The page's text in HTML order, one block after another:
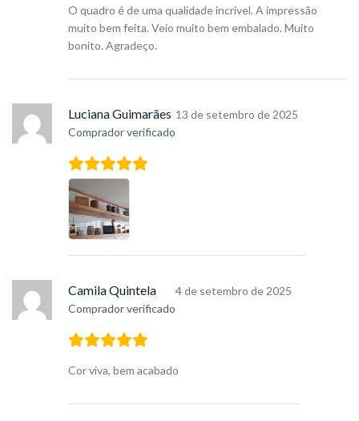
O quadro é de uma qualidade incrível. A impressão
muito bem feita. Veio muito bem embalado. Muito
bonito. Agradeço.
Luciana Guimarães
Comprador verificado
13 de setembro de 2025
Camila Quintela
Comprador verificado
4 de setembro de 2025
Cor viva, bem acabado